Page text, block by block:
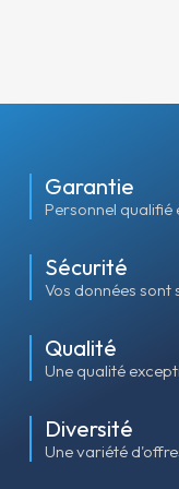
Garantie
Personnel
Sécurité
Vos données sont
Qualité
Une qualité
Diversité
Une variété